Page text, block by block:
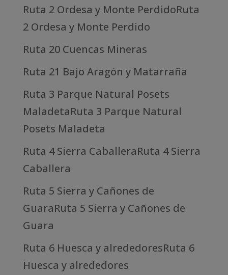
Ruta 2 Ordesa y Monte PerdidoRuta
2 Ordesa y Monte Perdido
Ruta 20 Cuencas Mineras
Ruta 21 Bajo Aragón y Matarraña
Ruta 3 Parque Natural Posets
MaladetaRuta 3 Parque Natural
Posets Maladeta
Ruta 4 Sierra CaballeraRuta 4 Sierra
Caballera
Ruta 5 Sierra y Cañones de
GuaraRuta 5 Sierra y Cañones de
Guara
Ruta 6 Huesca y alrededoresRuta 6
Huesca y alrededores